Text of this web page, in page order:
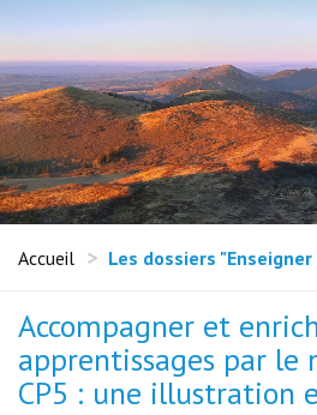
Accueil Les dossiers "Enseigner
Accompagner et
apprentissages par le
CP5 : une illustration